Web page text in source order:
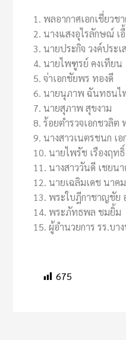
1. พลอากาศเอกเชี่ยวช
2. นางแสงอุไรลักษณ์ เ
3. นายประกิจ วงค์ประเ
4. นายไพฑูรย์ คงเทียน
5. จ่าเอกชัยพร ทองดี
6. นายนุภาพ ฉันทธนไ
7. นายสุภาพ สุขงาม
8. ร้อยตำรวจเอกชวลิต
9. นางสาวเนตรชนก เอ
10. นายไพรัช เรืองฤทธิ์
11. นางสาววันดี เชยนา
12. นายเฉลิมเดช นาค
13. พระใบฎีกาชาญชัย
14. พระภัทธพล ชมยิ้ม
15. ผู้อำนวยการ รร.บา
675